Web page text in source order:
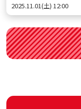
2025.11.01(土) 12:00